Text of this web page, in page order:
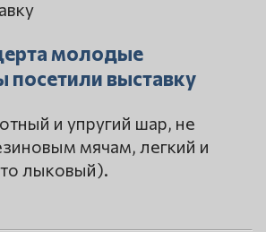
молодые
посетили выставку
и упругий шар, не
мячам, легкий и
лыковый).